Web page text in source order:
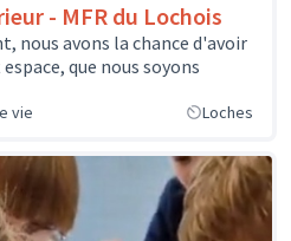
- MFR du Lochois
nous avons la chance d'avoir
que nous soyons
vie Loches